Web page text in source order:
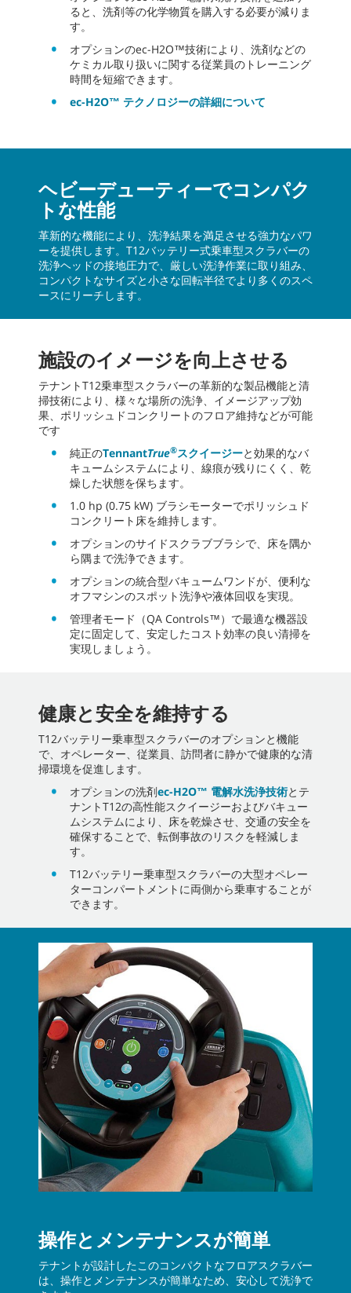
ると、洗剤等の化学物質を購入する必要が減りま
す。
オプションのec-H2O™技術により、洗剤などの
ケミカル取り扱いに関する従業員のトレーニング
時間を短縮できます。
ec-H2O™ テクノロジーの詳細について
ヘビーデューティーでコンパク
トな性能
革新的な機能により、洗浄結果を満足させる強力なパワ
ーを提供します。T12バッテリー式乗車型スクラバーの
洗浄ヘッドの接地圧力で、厳しい洗浄作業に取り組み、
コンパクトなサイズと小さな回転半径でより多くのスペ
ースにリーチします。
施設のイメージを向上させる
テナントT12乗車型スクラバーの革新的な製品機能と清
掃技術により、様々な場所の洗浄、イメージアップ効
果、ポリッシュドコンクリートのフロア維持などが可能
です
純正のTennantTrue®スクイージーと効果的なバ
キュームシステムにより、線痕が残りにくく、乾
燥した状態を保ちます。
1.0 hp (0.75 kW) ブラシモーターでポリッシュド
コンクリート床を維持します。
オプションのサイドスクラブブラシで、床を隅か
ら隅まで洗浄できます。
オプションの統合型バキュームワンドが、便利な
オフマシンのスポット洗浄や液体回収を実現。
管理者モード（QA Controls™）で最適な機器設
定に固定して、安定したコスト効率の良い清掃を
実現しましょう。
健康と安全を維持する
T12バッテリー乗車型スクラバーのオプションと機能
で、オペレーター、従業員、訪問者に静かで健康的な清
掃環境を促進します。
オプションの洗剤ec-H2O™ 電解水洗浄技術とテ
ナントT12の高性能スクイージーおよびバキュー
ムシステムにより、床を乾燥させ、交通の安全を
確保することで、転倒事故のリスクを軽減しま
す。
T12バッテリー乗車型スクラバーの大型オペレー
ターコンパートメントに両側から乗車することが
できます。
操作とメンテナンスが簡単
テナントが設計したこのコンパクトなフロアスクラバー
は、操作とメンテナンスが簡単なため、安心して洗浄で